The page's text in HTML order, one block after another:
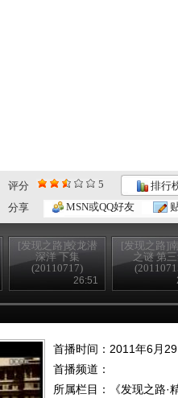
评分 5 排行
分享
MSN或QQ好友
[发现之路]蛟龙潜
深洋 下集
(20110717)
26:51
[发现之路]
之谜 第
首播时间：2011年6月
首播频道：
所属栏目：
《发现之路·